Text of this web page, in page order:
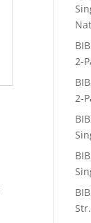
2-
2-